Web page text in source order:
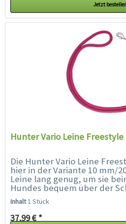
Jetzt
Hunter Vario Leine
Die Hunter Vario Leine
hier in der Variante 10 mm/
Leine lang genug, um sie
Hundes bequem über der
dass Ihre Hände frei sind. Die
Inhalt1 Stück
37,99 € *